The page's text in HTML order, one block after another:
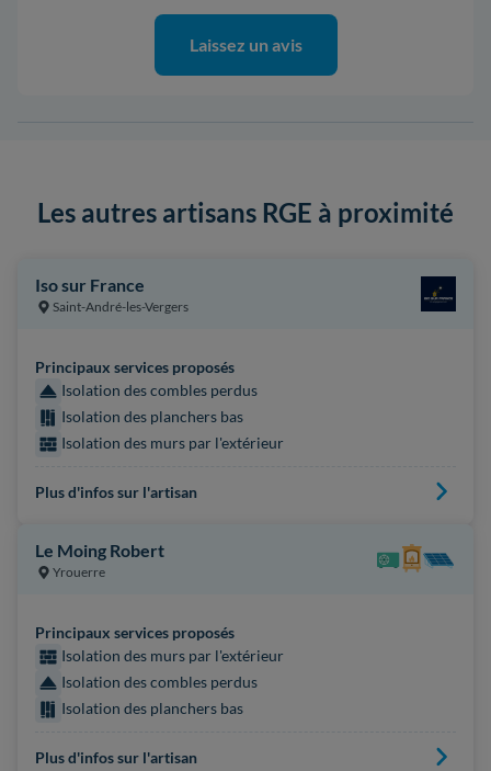
Laissez un avis
Les autres artisans RGE à proximité
Iso sur France
Saint-André-les-Vergers
Principaux services proposés
Isolation des combles perdus
Isolation des planchers bas
Isolation des murs par l'extérieur
Plus d'infos sur l'artisan
Le Moing Robert
Yrouerre
Principaux services proposés
Isolation des murs par l'extérieur
Isolation des combles perdus
Isolation des planchers bas
Plus d'infos sur l'artisan